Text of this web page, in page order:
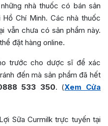
nhà thuốc có bán sản
Chí Minh. Các nhà thuốc
vẫn chưa có sản phẩm này.
đặt hàng online.
trước cho dược sĩ để xác
đến mà sản phẩm đã hết
533 350. (Xem Cửa
Sữa Curmilk trực tuyến tại